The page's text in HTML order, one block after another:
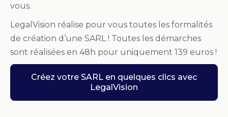
vous.
LegalVision réalise pour vous toutes les formalités
de création d’une SARL ! Toutes les démarches
sont réalisées en 48h pour uniquement 139 euros !
Créez votre SARL en quelques clics avec
LegalVision